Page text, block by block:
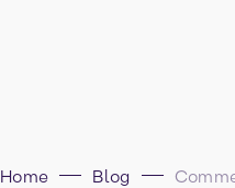
Home Blog